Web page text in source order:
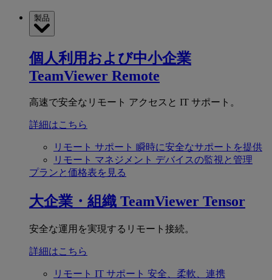
製品
個人利用および中小企業
TeamViewer Remote
高速で安全なリモート アクセスと IT サポート。
詳細はこちら
リモート サポート 瞬時に安全なサポートを提供
リモート マネジメント デバイスの監視と管理
プランと価格表を見る
大企業・組織 TeamViewer Tensor
安全な運用を実現するリモート接続。
詳細はこちら
リモート IT サポート 安全、柔軟、連携